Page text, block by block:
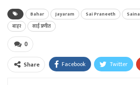
Bahar Jayaram Sai Praneeth Saina
बाहर
साई प्रणीत
0
Share Facebook Twitter